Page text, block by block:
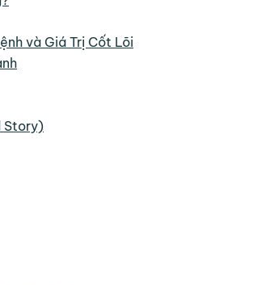
và Giá Trị Cốt Lõi
Story)